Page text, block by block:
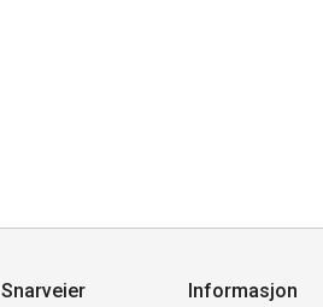
Snarveier Informasjon